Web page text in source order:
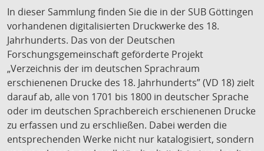
In dieser Sammlung finden Sie die in der SUB Göttingen
vorhandenen digitalisierten Druckwerke des 18.
Jahrhunderts. Das von der Deutschen
Forschungsgemeinschaft geförderte Projekt
„Verzeichnis der im deutschen Sprachraum
erschienenen Drucke des 18. Jahrhunderts” (VD 18) zielt
darauf ab, alle von 1701 bis 1800 in deutscher Sprache
oder im deutschen Sprachbereich erschienenen Drucke
zu erfassen und zu erschließen. Dabei werden die
entsprechenden Werke nicht nur katalogisiert, sondern